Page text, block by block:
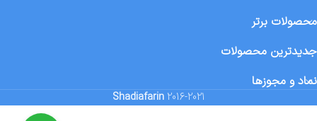
محصولات برتر
جدیدترین محصولات
نماد و مجوزها
Shadiafarin 2016-2021